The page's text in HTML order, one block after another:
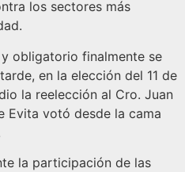
los sectores más
obligatorio finalmente se
en la elección del 11 de
la reelección al Cro. Juan
Evita votó desde la cama
la participación de las